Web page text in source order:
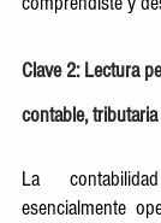
Clave 2: Lectura
contable,
La
esencialmente